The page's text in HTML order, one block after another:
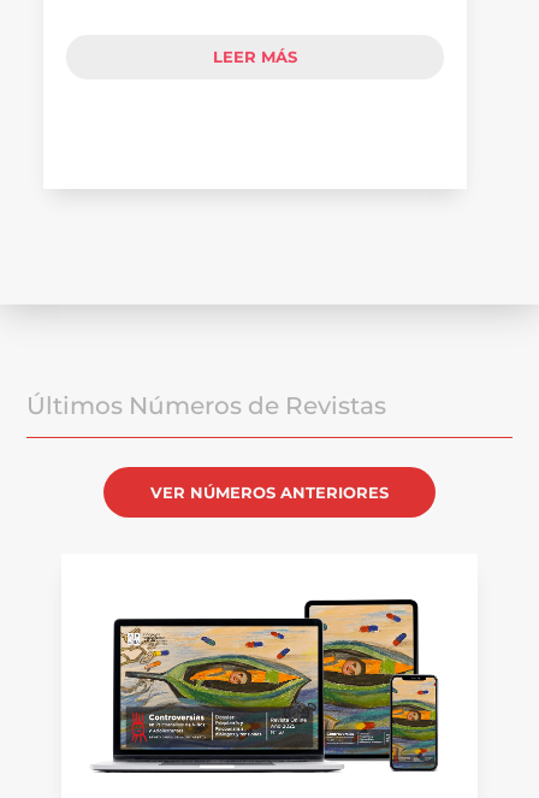
LEER MÁS
Últimos Números de Revistas
VER NÚMEROS ANTERIORES